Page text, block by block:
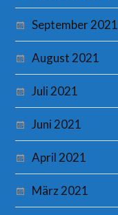
September 2021
August 2021
Juli 2021
Juni 2021
April 2021
März 2021